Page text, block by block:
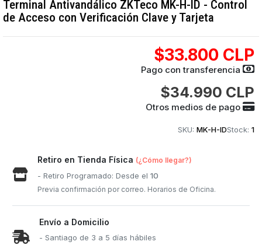
Terminal Antivandálico ZKTeco MK-H-ID - Control
de Acceso con Verificación Clave y Tarjeta
$33.800 CLP
Pago con transferencia
$34.990 CLP
Otros medios de pago
SKU: MK-H-IDStock: 1
Retiro en Tienda Física (¿Cómo llegar?)
- Retiro Programado: Desde el10
Previa confirmación por correo. Horarios de Oficina.
Envío a Domicilio
- Santiago de 3 a 5 días hábiles